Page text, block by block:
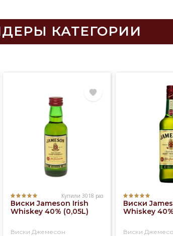
КАТЕГОРИИ
Купили 3018 раз
Виски Jameson Irish
Whiskey 40% (0,05L)
Виски Джемесон
Виски
Whiskey
Виски